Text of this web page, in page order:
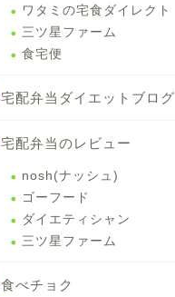
ワタミの宅食ダイレクト
三ツ星ファーム
食宅便
宅配弁当ダイエットブログ
宅配弁当のレビュー
nosh(ナッシュ)
ゴーフード
ダイエティシャン
三ツ星ファーム
食べチョク